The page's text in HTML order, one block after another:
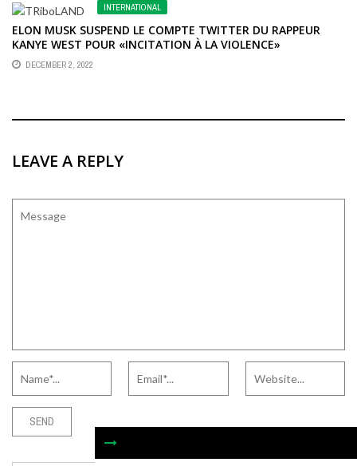
INTERNATIONAL
ELON MUSK SUSPEND LE COMPTE TWITTER DU RAPPEUR
KANYE WEST POUR «INCITATION À LA VIOLENCE»
DECEMBER 2, 2022
LEAVE A REPLY